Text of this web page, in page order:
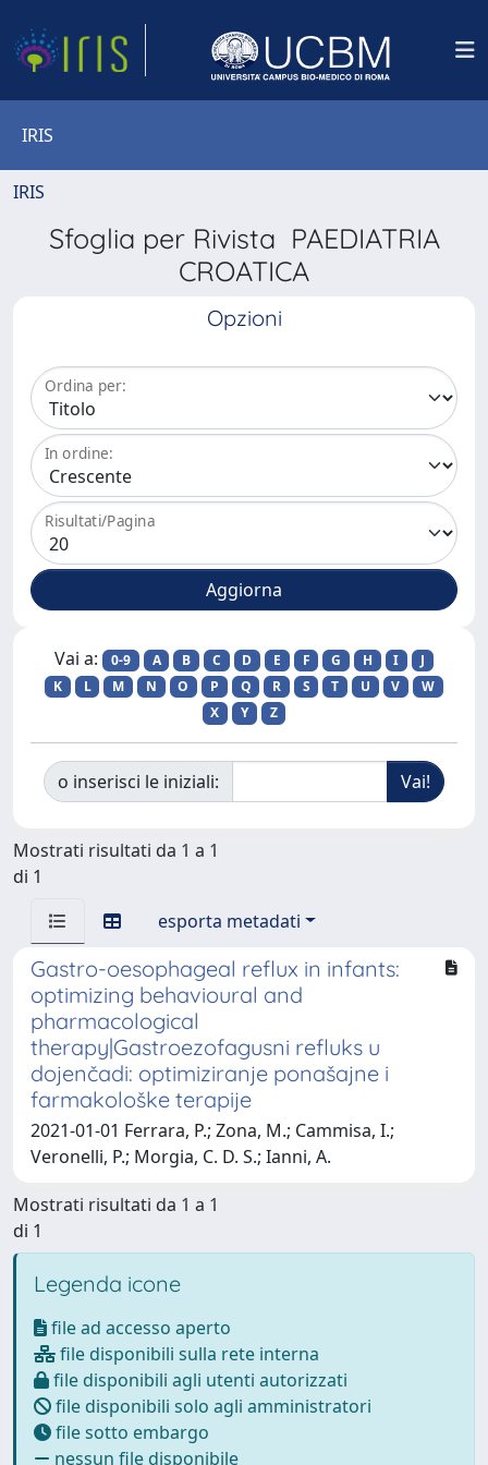
IRIS
IRIS
Sfoglia per Rivista PAEDIATRIA
CROATICA
Opzioni
Ordina per:
In ordine:
Risultati/Pagina
Vai a: 0-9 A B C D E F G H I
J
K
L M N O P Q R S T U V
W
X
Y Z
o inserisci le iniziali:
Mostrati risultati da 1 a 1
di 1
esporta metadati
Gastro-oesophageal reflux in infants:
optimizing behavioural and
pharmacological
therapy|Gastroezofagusni refluks u
dojenčadi: optimiziranje ponašajne i
farmakološke terapije
2021-01-01 Ferrara, P.; Zona, M.; Cammisa, I.;
Veronelli, P.; Morgia, C. D. S.; Ianni, A.
Mostrati risultati da 1 a 1
di 1
Legenda icone
file ad accesso aperto
file disponibili sulla rete interna
file disponibili agli utenti autorizzati
file disponibili solo agli amministratori
file sotto embargo
nessun file disponibile